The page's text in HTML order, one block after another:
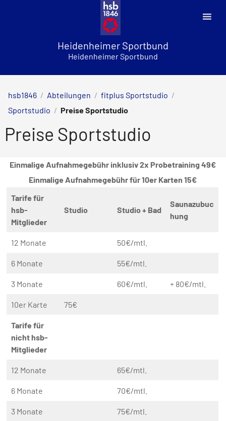
Heidenheimer Sportbund
Heidenheimer Sportbund
hsb1846 / Abteilungen / fitplus Sportstudio /
Sportstudio / Preise Sportstudio
Preise Sportstudio
Einmalige Aufnahmegebühr inklusiv 2x Probetraining 49€
Einmalige Aufnahmegebühr für 10er Karten 15€
Tarife für
hsb-
Mitglieder
Studio Studio + Bad
Saunazubuc
hung
12 Monate 50€/mtl.
6 Monate 55€/mtl.
3 Monate 60€/mtl. + 80€/mtl.
10er Karte 75€
Tarife für
nicht hsb-
Mitglieder
12 Monate 65€/mtl.
6 Monate 70€/mtl.
3 Monate 75€/mtl.